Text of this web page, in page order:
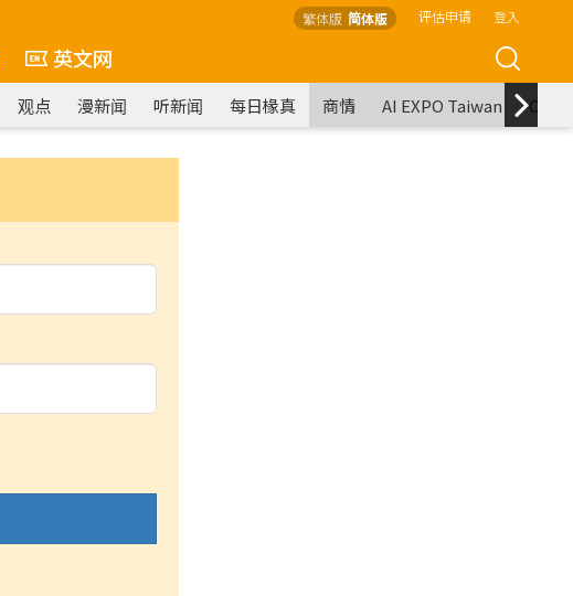
繁体版 简体版 评估申请 登入
英文网
观点 漫新闻 听新闻 每日椽真 商情 AI EXPO Taiwan